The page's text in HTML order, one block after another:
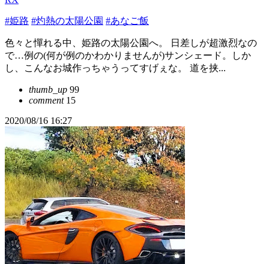
#姫路 #灼熱の太陽公園 #あなご飯
色々と憚れる中、姫路の太陽公園へ。 日差しが超激烈なの
で…例の(何が例のかわかりませんが)サンシェード。しか
し、こんなお城作っちゃうってすげぇな。 道を挟...
thumb_up 99
comment15
2020/08/16 16:27